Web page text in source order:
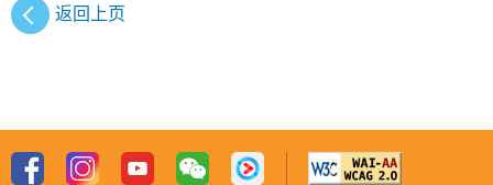
返回上页